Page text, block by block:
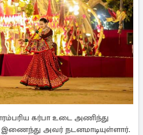
கர்பா உடை அணிந்து
அவர் நடனமாடியுள்ளார்.